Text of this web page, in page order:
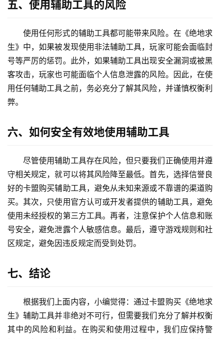
五、使用辅助工具的风险
使用任何形式的辅助工具都可能带来风险。在《绝地求
生》中，如果被发现使用非法辅助工具，玩家可能会面临封
号等严厉的惩罚。此外，如果辅助工具出现安全漏洞或被黑
客攻击，玩家也可能面临个人信息泄露的风险。因此，在使
用任何辅助工具之前，务必充分了解其风险，并谨慎权衡利
弊。
六、如何安全有效地使用辅助工具
尽管使用辅助工具存在风险，但只要我们正确使用并遵
守相关规定，就可以将其风险降至最低。首先，选择信誉良
好的卡盟购买辅助工具，避免从未知来源或不靠谱的渠道购
买。其次，只使用官方认可或开发者提供的辅助工具，避免
使用未经授权的第三方工具。再者，注意保护个人信息和账
号安全，避免泄露个人敏感信息。最后，遵守游戏规则和社
区规定，避免因违反规定而受到处罚。
七、结论
根据我们上面内容，小编觉得：通过卡盟购买《绝地求
生》辅助工具并非绝对不可行，但需要我们充分了解并权衡
其中的风险和利益。在购买和使用过程中，我们应保持警